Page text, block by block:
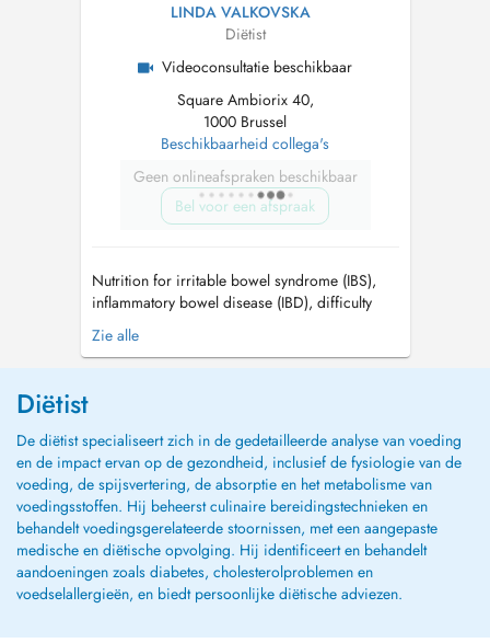
LINDA VALKOVSKA
Diëtist
Videoconsultatie beschikbaar
Square Ambiorix 40,
1000 Brussel
Beschikbaarheid collega's
Geen onlineafspraken beschikbaar
Bel voor een afspraak
Nutrition for irritable bowel syndrome (IBS),
inflammatory bowel disease (IBD), difficulty
losing weight, cognitive behavior therapy for
eating disorders, nutrition for cardiovascular
Zie alle
Diëtist
De diëtist specialiseert zich in de gedetailleerde analyse van voeding
en de impact ervan op de gezondheid, inclusief de fysiologie van de
voeding, de spijsvertering, de absorptie en het metabolisme van
voedingsstoffen. Hij beheerst culinaire bereidingstechnieken en
behandelt voedingsgerelateerde stoornissen, met een aangepaste
medische en diëtische opvolging. Hij identificeert en behandelt
aandoeningen zoals diabetes, cholesterolproblemen en
voedselallergieën, en biedt persoonlijke diëtische adviezen.